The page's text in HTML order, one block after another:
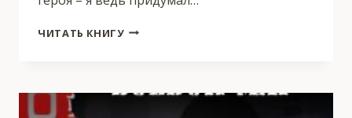
ЧИТАТЬ КНИГУДУША